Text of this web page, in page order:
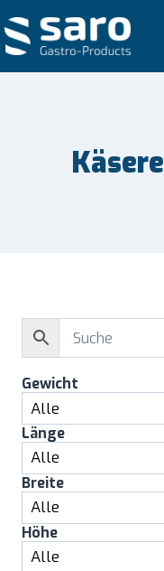
Inhalt
springen
Gewicht
Länge
Breite
Höhe